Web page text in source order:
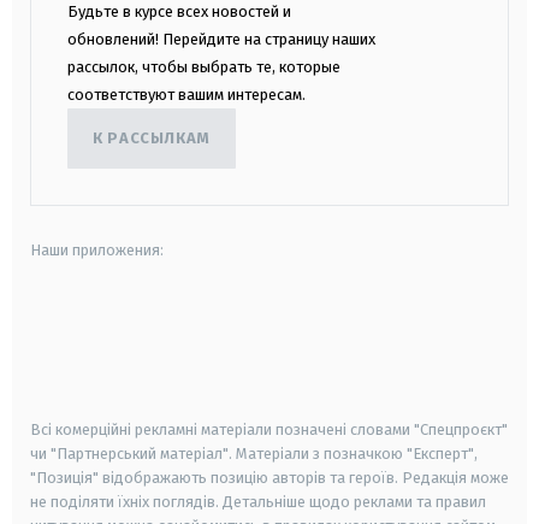
Будьте в курсе всех новостей и
обновлений! Перейдите на страницу наших
рассылок, чтобы выбрать те, которые
соответствуют вашим интересам.
К РАССЫЛКАМ
Наши приложения:
Всі комерційні рекламні матеріали позначені словами "Спецпроєкт"
чи "Партнерський матеріал". Матеріали з позначкою "Експерт",
"Позиція" відображають позицію авторів та героїв. Редакція може
не поділяти їхніх поглядів. Детальніше щодо реклами та правил